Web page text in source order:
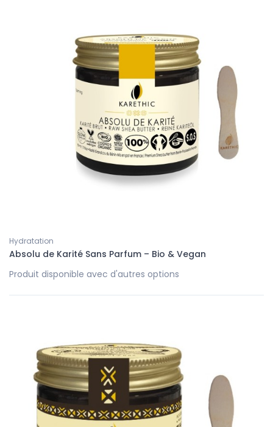
Hydratation
Absolu de Karité Sans Parfum – Bio & Vegan
Produit disponible avec d'autres options